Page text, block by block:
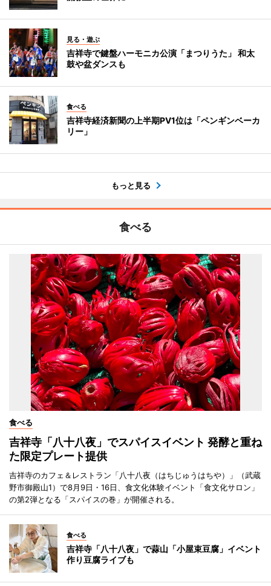
見る・遊ぶ
吉祥寺で鍵盤ハーモニカ公演「まつりうた」 和太
鼓や盆ダンスも
食べる
吉祥寺経済新聞の上半期PV1位は「ペンギンベーカ
リー」
もっと見る
食べる
食べる
吉祥寺「八十八夜」でスパイスイベント 発酵と重ね
た限定プレート提供
吉祥寺のカフェ＆レストラン「八十八夜（はちじゅうはちや）」（武蔵
野市御殿山1）で8月9日・16日、食文化体験イベント「食文化サロン」
の第2弾となる「スパイスの巻」が開催される。
食べる
吉祥寺「八十八夜」で蒜山「小屋束豆腐」イベント
作り豆腐ライブも